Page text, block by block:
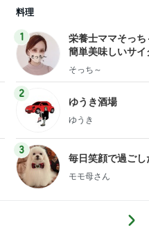
料理
1
栄養士ママそっち
簡単美味しいサイ
献立
そっち～
2
ゆうき酒場
ゆうき
3
毎日笑顔で過ごし
モモ母さん